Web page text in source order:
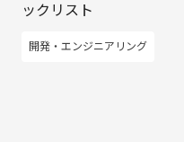
ックリスト
開発・エンジニアリング